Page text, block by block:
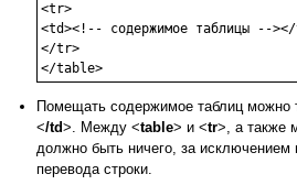
<tr>
<td><!-- содержимое таблицы --
</tr>
Помещать содержимое таблиц можно
</td>. Между <table> и <tr>, а также
должно быть ничего, за исключением
перевода строки.